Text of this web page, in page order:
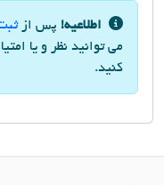
اطلاعیه! پس از
می توانید نظر و یا
کنید.